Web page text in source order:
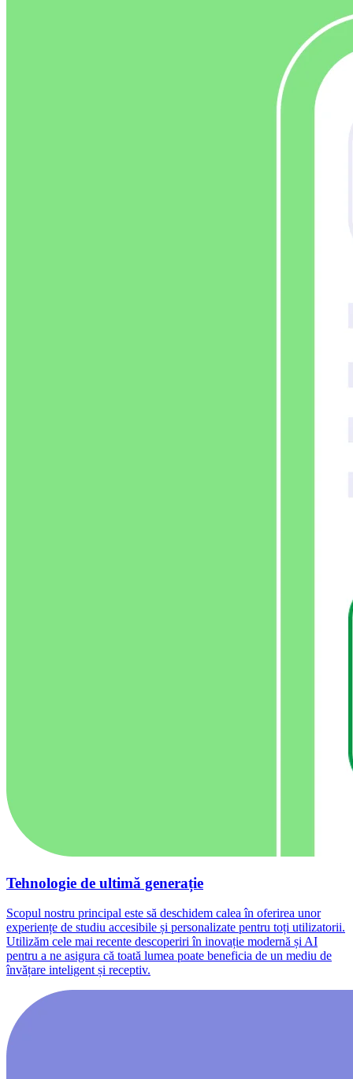
Tehnologie de ultimă generație
Scopul nostru principal este să deschidem calea în oferirea unor
experiențe de studiu accesibile și personalizate pentru toți utilizatorii.
Utilizăm cele mai recente descoperiri în inovație modernă și AI
pentru a ne asigura că toată lumea poate beneficia de un mediu de
învățare inteligent și receptiv.